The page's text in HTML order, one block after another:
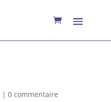
| 0 commentaire